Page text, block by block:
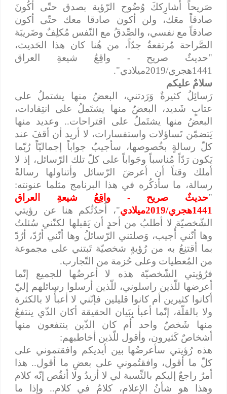
صَريحاً أُشارِككَ وُضُوح الرّؤية بصدق حتّى أكُونَ
صادقاً معَك، ولن أكون صادقا معك حتّى أكون
صادقاً مع نفسي، والصِّدقُ مع النّفس مُكلِفٌ وضَريبَة
الصَّراحة مُرتفعةٌ جدّاً، من هُنا كان هذا الحَديث،
"حديثٌ صريح - واقِعُ شيعةِ العراق
1441هجري/2019ميلادي".
سلامٌ عليكم
رَسائِلُ كثيرةٌ وَرَدتني، البعضُ منها يشتملُ على
عتابٍ شَديد، البعضُ منها يشتَملُ على انتِقادات،
البعضُ منها يشتَملُ على اقتراحات.. وعديد منها
يَتضمّن تَساؤلات واستفسارات، لا أريد أن أقفَ عند
كلّ رسالةٍ بخُصوصها، سأجيبُ جواباً إجماليّاً رُبّما
يَكون رَدّاً مُناسباً وجَواباً على كلّ تلك الرّسائل، إذ لا
أملك وقتاً أن أعرضَ الرّسائل وأتناولها رسالةً
رسالة، ما سأذكُره في هذا البرنامج مثلما عنونته:
"حديثٌ صريح - واقِعُ شيعةِ العراق
1441هجري/2019ميلادي
"، أُحدّثُكم هنا عن رؤيتي
الشّخصيّة لا أطلبُ من أحدٍ أن يَقبلها لكنّني سُئلتُ
وها أنّني أُجيب، وَصلتني الرّسائلُ وها أنّني أرُدّ، أرُدّ
بما أقتنِعُ به من رُؤيةٍ شخصيّة تَبتني على مجموعة
من المُعطيات وعلى حُزمة من التّجارب.
فرُؤيتي الشّخصيّة هذه لا أعرضُها للجميع إنّما
أعرضها للّذين راسلوني، للّذين أرسلوا رسائلهم إليّ
أكانوا كثيرين أم كانوا قليلين فإنّني لا أعبأُ لا بالكثرة
ولا بالقلّة، إنّما أعبأ بِبَيان الحقيقة أكان الذّي ينتفعُ
منها شَخصٌ واحد أم كان الذّين ينتفعون منها
أشخاصٌ كَثيرون، وأقول للّذين أخاطبهم:
هذه رُؤيتي سأعرضُها بين أيديكم وافقتموني على
كلّ ما أقول، وافقتُموني على بعضِ ما أقول.. هذا
أمرٌ راجعٌ إليكم بالنِّسبة لي لا أزيدُ ولا أنقُص إنّه كلام
وهذا هو شأنُ الإعلام، كلامٌ في كلام.. وإذا ما